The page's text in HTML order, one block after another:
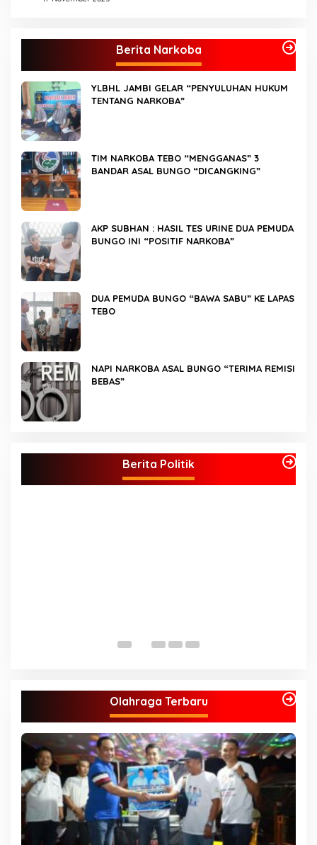
Berita Narkoba
YLBHL JAMBI GELAR “PENYULUHAN HUKUM
TENTANG NARKOBA”
TIM NARKOBA TEBO “MENGGANAS” 3
BANDAR ASAL BUNGO “DICANGKING”
AKP SUBHAN : HASIL TES URINE DUA PEMUDA
BUNGO INI “POSITIF NARKOBA”
DUA PEMUDA BUNGO “BAWA SABU” KE LAPAS
TEBO
NAPI NARKOBA ASAL BUNGO “TERIMA REMISI
BEBAS”
Berita Politik
Menangkan Jumiwan – Maidani
Olahraga Terbaru